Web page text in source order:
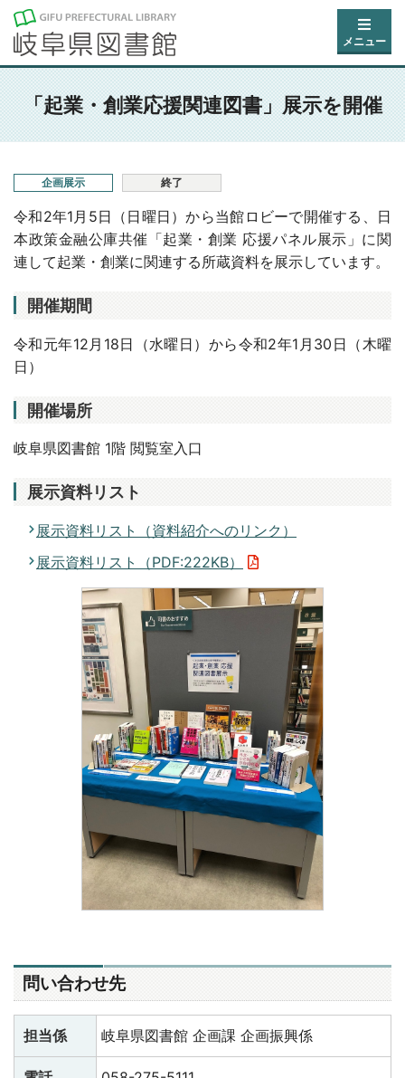
メニュー
「起業・創業応援関連図書」展示を開催
企画展示 終了
令和2年1月5日（日曜日）から当館ロビーで開催する、日
本政策金融公庫共催「起業・創業 応援パネル展示」に関
連して起業・創業に関連する所蔵資料を展示しています。
開催期間
令和元年12月18日（水曜日）から令和2年1月30日（木曜
日）
開催場所
岐阜県図書館 1階 閲覧室入口
展示資料リスト
展示資料リスト（資料紹介へのリンク）
展示資料リスト（PDF:222KB）
問い合わせ先
担当係 岐阜県図書館 企画課 企画振興係